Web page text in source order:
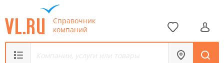
Справочник
компаний